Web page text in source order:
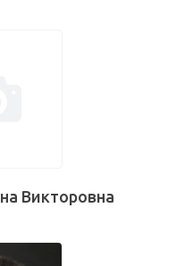
Викторовна